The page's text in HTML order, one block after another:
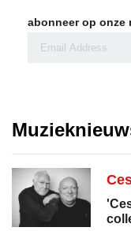
abonneer op onze